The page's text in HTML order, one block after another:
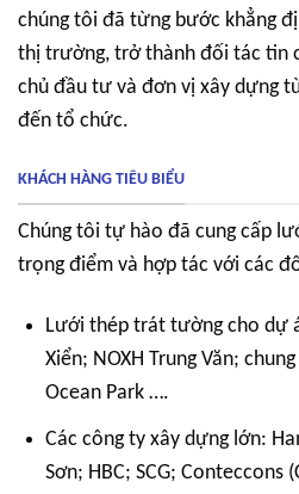
chúng tôi đã từng bước khẳng
thị trường, trở thành đối tác tin
chủ đầu tư và đơn vị xây dựng
đến tổ chức.
KHÁCH HÀNG TIÊU BIỂU
Chúng tôi tự hào đã cung cấp
trọng điểm và hợp tác với các
Lưới thép trát tường cho dự
Xiển; NOXH Trung Văn;
Ocean Park ….
Các công ty xây dựng lớn:
Sơn; HBC; SCG; Conteccons